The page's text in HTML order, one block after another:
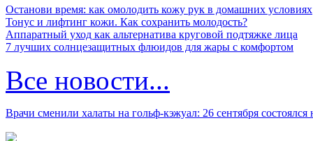
Останови время: как омолодить кожу рук в домашних условиях
Тонус и лифтинг кожи. Как сохранить молодость?
Аппаратный уход как альтернатива круговой подтяжке лица
7 лучших солнцезащитных флюидов для жары с комфортом
Все новости...
Врачи сменили халаты на гольф-кэжуал: 26 сентября